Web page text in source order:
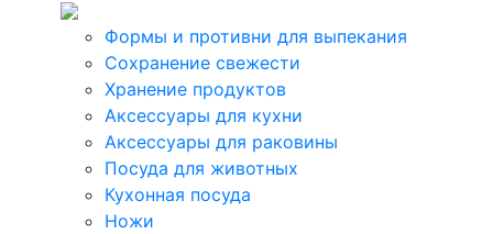
Формы и противни для выпекания
Сохранение свежести
Хранение продуктов
Аксессуары для кухни
Аксессуары для раковины
Посуда для животных
Кухонная посуда
Ножи